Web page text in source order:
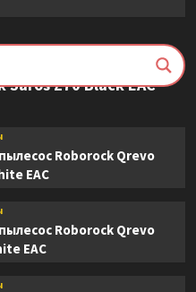
Z70 Black EAC
Roborock Qrevo
EAC
Roborock Qrevo
EAC